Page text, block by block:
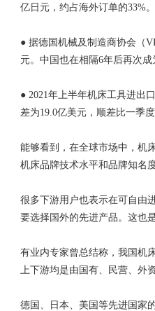
亿日元，约占海外订单的33%。
● 据德国机械及制造商协会（
元。中国也在相隔6年后再次
● 2021年上半年机床工具进出
差为19.0亿美元，顺差比一季
能够看到，在全球市场中，机
机床品牌技术水平和品牌知名
很多下游用户也表示在可自由
要选择国外的先进产品。这也
有业内专家曾总结称，我国机
上下游均是由国有、民营、外
德国、日本、美国等先进国家